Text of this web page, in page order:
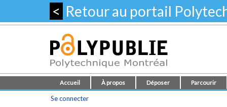
< Retour au portail
Accueil À propos Déposer Parcourir
Se connecter